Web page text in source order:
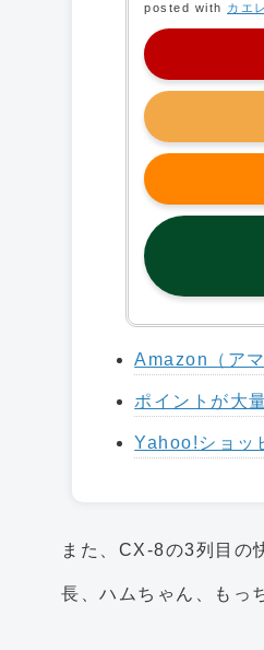
posted with カエ
Amazon（ア
ポイントが大
Yahoo!ショッ
また、CX-8の3列目の
長、ハムちゃん、もっ